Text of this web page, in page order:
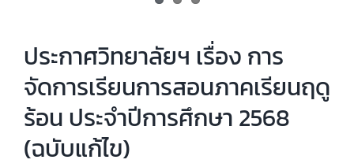
ประกาศวิทยาลัยฯ เรื่อง การ
จัดการเรียนการสอนภาคเรียนฤดู
ร้อน ประจำปีการศึกษา 2568
(ฉบับแก้ไข)